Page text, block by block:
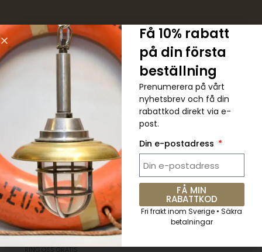
5 % RABATT. Kupongkod:
QKWCM2KC
Prenumerera på det veckovisa
nyhetsbrevet för alla senaste
uppdateringar
Skicka
RING OSS GRATIS
Få 10% rabatt
på din första
beställning
Prenumerera på vårt
nyhetsbrev och få din
rabattkod direkt via e-
post.
Din e-postadress
FÅ MIN
RABATTKOD
Fri frakt inom Sverige • Säkra
betalningar